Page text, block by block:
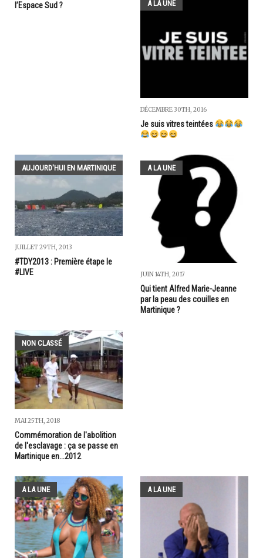
l’Espace Sud ?
A LA UNE
DÉCEMBRE 30TH, 2016
Je suis vitres teintées
AUJOURD'HUI EN MARTINIQUE
JUILLET 29TH, 2013
#TDY2013 : Première étape le
#LIVE
A LA UNE
JUIN 14TH, 2017
Qui tient Alfred Marie-Jeanne
par la peau des couilles en
Martinique ?
NON CLASSÉ
MAI 25TH, 2018
Commémoration de l'abolition
de l'esclavage : ça se passe en
Martinique en...2012
A LA UNE A LA UNE